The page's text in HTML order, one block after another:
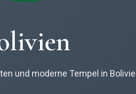
und moderne Tempel in